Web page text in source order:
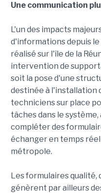
Une communication
L'un des impacts
d'informations depuis
réalisé sur l'île de la
intervention de
soit la pose d'une
destinée à l'installation
techniciens sur place
tâches dans le
compléter des
échanger en temps
métropole.
Les formulaires
génèrent par ailleurs